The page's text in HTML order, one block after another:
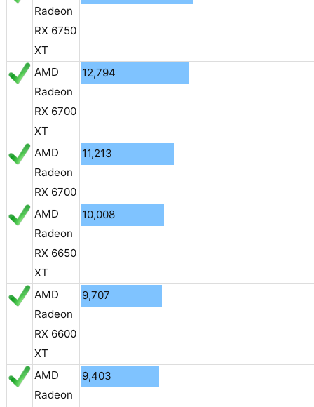
Radeon
RX 6750
XT
AMD
Radeon
RX 6700
XT
12,794
AMD
Radeon
RX 6700
11,213
AMD
Radeon
RX 6650
XT
10,008
AMD
Radeon
RX 6600
XT
9,707
AMD
Radeon
9,403